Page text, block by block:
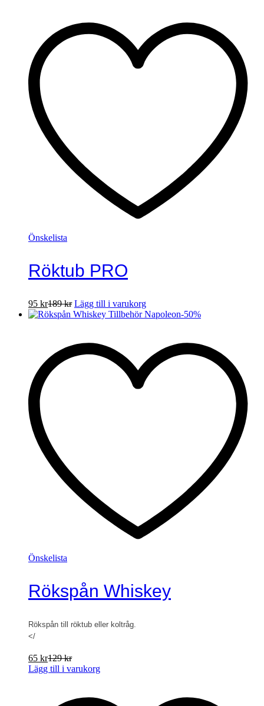
Önskelista
Röktub PRO
95 kr189kr Lägg till i varukorg
-50%
Önskelista
Rökspån Whiskey
Rökspån till röktub eller koltråg.
</
65 kr129kr
Lägg till i varukorg